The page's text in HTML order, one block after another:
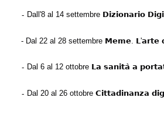
- Dall'8 al 14 settembre 𝗗𝗶𝘇𝗶𝗼𝗻𝗮𝗿𝗶𝗼
- Dal 22 al 28 settembre 𝗠𝗲𝗺𝗲. 𝗟'𝗮𝗿𝘁𝗲
- Dal 6 al 12 ottobre 𝗟𝗮 𝘀𝗮𝗻𝗶𝘁𝗮̀ 𝗮
- Dal 20 al 26 ottobre 𝗖𝗶𝘁𝘁𝗮𝗱𝗶𝗻𝗮𝗻𝘇𝗮